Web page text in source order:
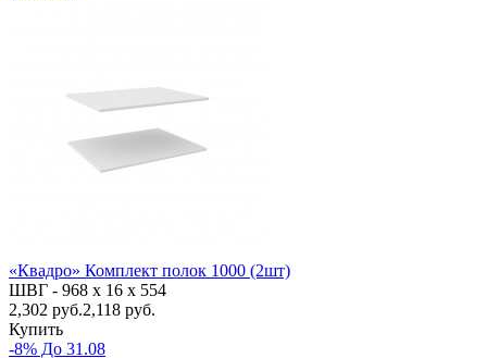
«Квадро» Комплект полок 1000 (2шт)
ШВГ - 968 х 16 х 554
2,302 руб.2,118 руб.
Купить
-8% До 31.08